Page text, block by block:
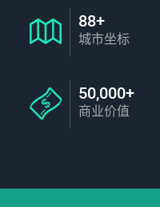
88+
城市坐标
50,000+
商业价值